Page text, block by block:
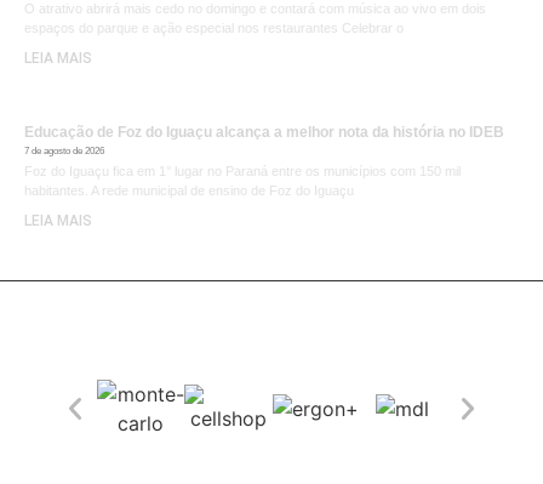
O atrativo abrirá mais cedo no domingo e contará com música ao vivo em dois
espaços do parque e ação especial nos restaurantes Celebrar o
LEIA MAIS
Educação de Foz do Iguaçu alcança a melhor nota da história no IDEB
7 de agosto de 2026
Foz do Iguaçu fica em 1° lugar no Paraná entre os municípios com 150 mil
habitantes. A rede municipal de ensino de Foz do Iguaçu
LEIA MAIS